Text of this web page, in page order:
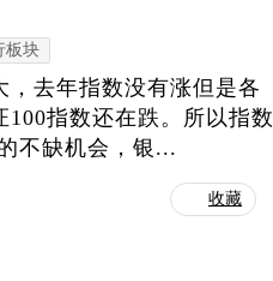
板块
去年指数没有涨但是各
指数还在跌。所以指数
不缺机会，银...
收藏